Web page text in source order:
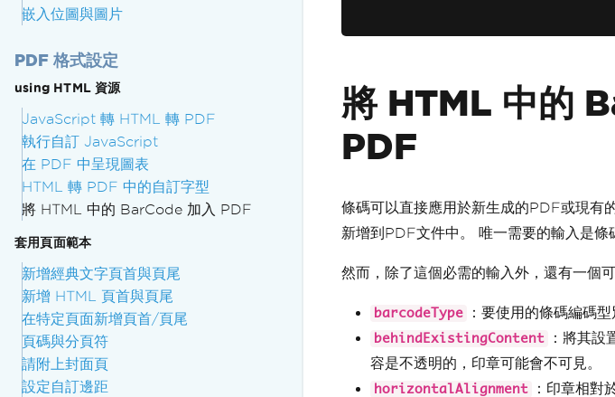
嵌入位圖與圖片
PDF 格式設定
using HTML 資源
JavaScript 轉 HTML 轉 PDF
執行自訂 JavaScript
在 PDF 中呈現圖表
HTML 轉 PDF 中的自訂字型
將 HTML 中的 BarCode 加入 PDF
套用頁面範本
新增經典文字頁首與頁尾
新增 HTML 頁首與頁尾
在特定頁面新增頁首/頁尾
頁碼與分頁符
請附上封面頁
設定自訂邊距
將 HTML 中的
PDF
條碼可以直接應用於新生成的PDF或現有
新增到PDF文件中。 唯一需要的輸入是條
然而，除了這個必需的輸入外，還有一個
barcodeType ：要使用的條碼編碼型
behindExistingContent
：將其
容是不透明的，印章可能會不可見。
horizontalAlignment ：印章相對